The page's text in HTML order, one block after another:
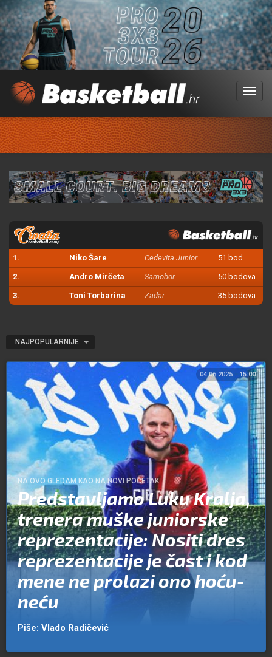
Menu
1. Niko Šare Cedevita Junior 51 bod
2. Andro Mirčeta Samobor 50 bodova
3. Toni Torbarina Zadar 35 bodova
NAJPOPULARNIJE
04.06.2025. 15:00
NA OVO GLEDAM KAO NA NOVI POČETAK
Predstavljamo Luku Kralja,
trenera muške juniorske
reprezentacije: Nositi dres
reprezentacije je čast i kod
mene ne prolazi ono hoću-
neću
Piše: Vlado Radičević